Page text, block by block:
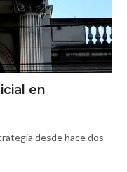
en
desde hace dos